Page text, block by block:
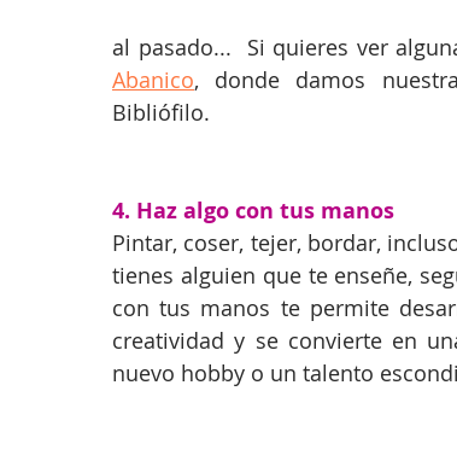
al pasado...  Si quieres ver
Abanico, donde damos
Bibliófilo.
4. Haz algo con tus manos
Pintar, coser, tejer, bordar,
tienes alguien que te enseñe,
con tus manos te permite
creatividad y se convierte en
nuevo hobby o un talento